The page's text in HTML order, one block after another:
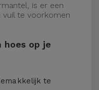
is er een
te voorkomen
hoes op je
te